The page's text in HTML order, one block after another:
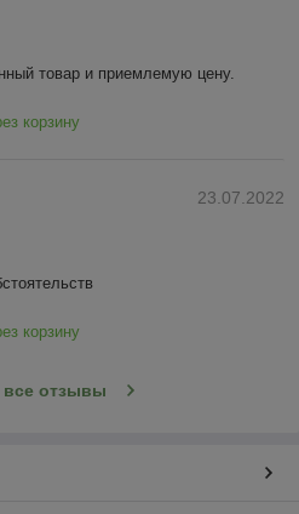
товар и приемлемую цену.
корзину
23.07.2022
корзину
все отзывы